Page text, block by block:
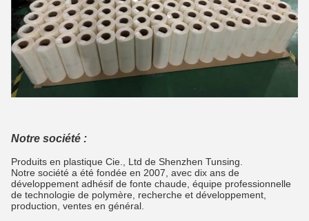
Notre société :
Produits en plastique Cie., Ltd de Shenzhen Tunsing.
Notre société a été fondée en 2007, avec dix ans de
développement adhésif de fonte chaude, équipe professionnelle
de technologie de polymère, recherche et développement,
production, ventes en général.